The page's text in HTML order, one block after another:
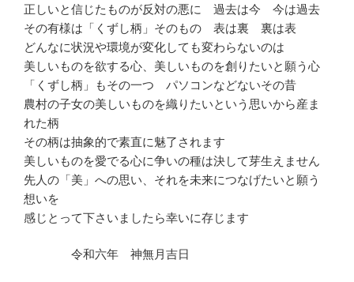
正しいと信じたものが反対の悪に 過去は今 今は過去
その有様は「くずし柄」そのもの 表は裏 裏は表
どんなに状況や環境が変化しても変わらないのは
美しいものを欲する心、美しいものを創りたいと願う心
「くずし柄」もその一つ パソコンなどないその昔
農村の子女の美しいものを織りたいという思いから産ま
れた柄
その柄は抽象的で素直に魅了されます
美しいものを愛でる心に争いの種は決して芽生えません
先人の「美」への思い、それを未来につなげたいと願う
想いを
感じとって下さいましたら幸いに存じます
令和六年 神無月吉日